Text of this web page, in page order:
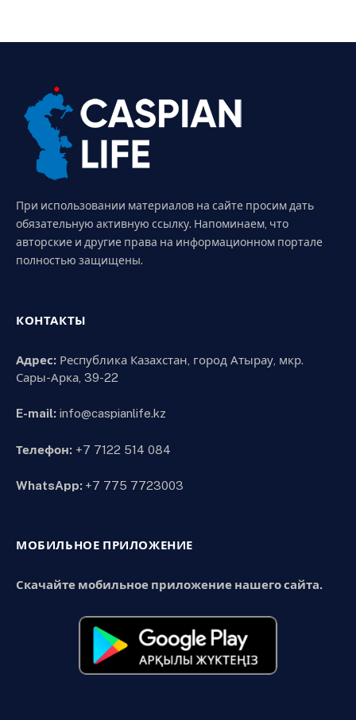
При использовании материалов на сайте просим дать
обязательную активную ссылку. Напоминаем, что
авторские и другие права на информационном портале
полностью защищены.
КОНТАКТЫ
Адрес: Республика Казахстан, город Атырау, мкр.
Сары-Арка, 39-22
E-mail: info@caspianlife.kz
Телефон: +7 7122 514 084
WhatsApp: +7 775 7723003
МОБИЛЬНОЕ ПРИЛОЖЕНИЕ
Скачайте мобильное приложение нашего сайта.